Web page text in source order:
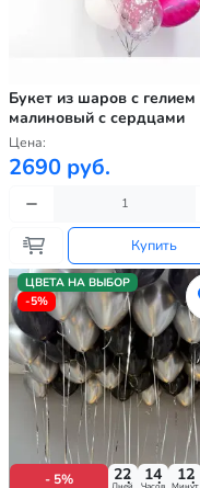
Букет из шаров с гелием
малиновый с сердцами
Цена:
2690 руб.
Купить
ЦВЕТА НА ВЫБОР
-5%
- 5% 22 14 12